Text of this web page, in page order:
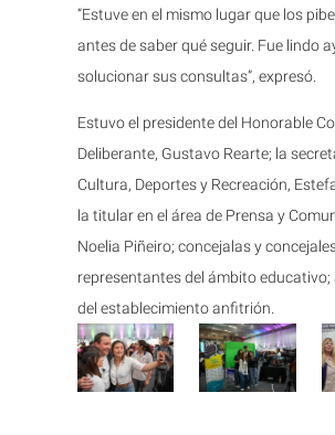
“Estuve en el mismo lugar que los
antes de saber qué seguir. Fue lindo
solucionar sus consultas”, expresó.
Estuvo el presidente del Honorable
Deliberante, Gustavo Rearte; la
Cultura, Deportes y Recreación,
la titular en el área de Prensa y
Noelia Piñeiro; concejalas y
representantes del ámbito
del establecimiento anfitrión.